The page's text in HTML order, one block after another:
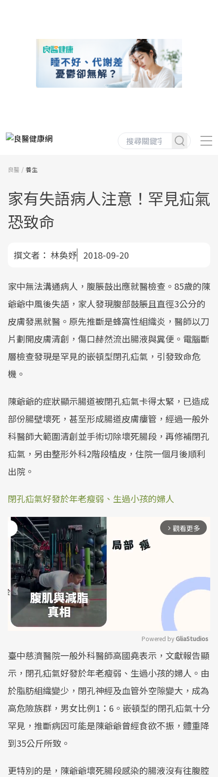
良醫 養生
家有失語病人注意！罕見疝氣
恐致命
撰文者： 林奐妤 2018-09-20
家中無法溝通病人，腹脹鼓出應就醫檢查。85歲的陳
爺爺中風後失語，家人發現腹部鼓脹且直徑3公分的
皮膚發黑就醫。原先推斷是蜂窩性組織炎，醫師以刀
片劃開皮膚清創，傷口赫然流出腸液與糞便。電腦斷
層檢查發現是罕見的嵌頓型閉孔疝氣，引發致命危
機。
陳爺爺的症狀顯示腸道被閉孔疝氣卡得太緊，已造成
部份腸壁壞死，甚至形成腸道皮膚瘻管，經過一般外
科醫師大範圍清創並手術切除壞死腸段，再修補閉孔
疝氣，另由整形外科2階段植皮，住院一個月後順利
出院。
閉孔疝氣好發於年老瘦弱、生過小孩的婦人
arrow_forward_ios 觀看更多
Mute
Powered by GliaStudios
臺中慈濟醫院一般外科醫師高國堯表示，文獻報告顯
示，閉孔疝氣好發於年老瘦弱、生過小孩的婦人。由
於脂肪組織變少，閉孔神經及血管外空隙變大，成為
高危險族群，男女比例1：6。嵌頓型的閉孔疝氣十分
罕見，推斷病因可能是陳爺爺曾經食欲不振，體重降
到35公斤所致。
更特別的是，陳爺爺壞死腸段感染的腸液沒有往腹腔